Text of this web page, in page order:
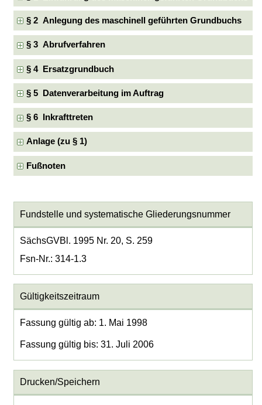
§ 2 Anlegung des maschinell geführten Grundbuchs
§ 3 Abrufverfahren
§ 4 Ersatzgrundbuch
§ 5 Datenverarbeitung im Auftrag
§ 6 Inkrafttreten
Anlage (zu § 1)
Fußnoten
Fundstelle und systematische Gliederungsnummer
SächsGVBl. 1995 Nr. 20, S. 259
Fsn-Nr.: 314-1.3
Gültigkeitszeitraum
Fassung gültig ab: 1. Mai 1998
Fassung gültig bis: 31. Juli 2006
Drucken/Speichern